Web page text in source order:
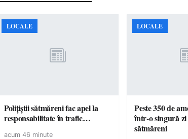
LOCALE
Polițiștii sătmăreni fac apel la
responsabilitate în trafic…
acum 46 minute
LOCALE
Peste 350 de
într-o singură
sătmăreni